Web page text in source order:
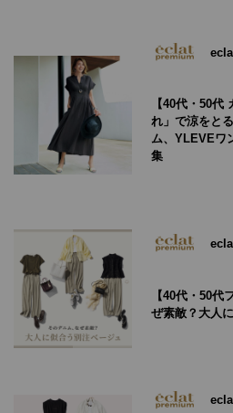
【40代・50代
れ」で涼をと
ム、YLEVEワ
集
【40代・50代
ぜ素敵？大人